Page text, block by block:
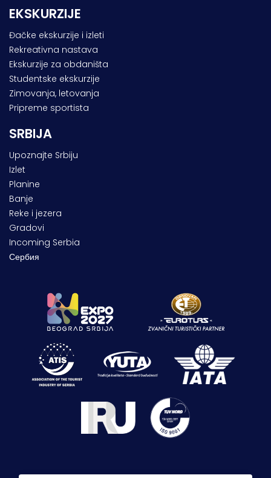
EKSKURZIJE
Đačke ekskurzije i izleti
Rekreativna nastava
Ekskurzije za obdaništa
Studentske ekskurzije
Zimovanja, letovanja
Pripreme sportista
SRBIJA
Upoznajte Srbiju
Izlet
Planine
Banje
Reke i jezera
Gradovi
Incoming Serbia
Сербия